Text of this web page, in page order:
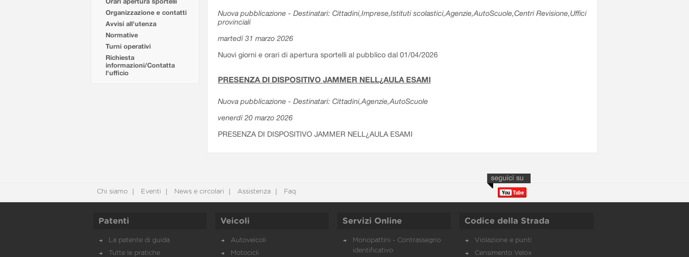
Organizzazione e contatti
Avvisi all'utenza
Normative
Turni operativi
Richiesta
informazioni/Contatta
l'ufficio
Nuova pubblicazione - Destinatari: Cittadini,Imprese,Istituti scolastici,Agenzie,AutoScuole,Centri Revisione,Uffici
provinciali
martedì 31 marzo 2026
Nuovi giorni e orari di apertura sportelli al pubblico dal 01/04/2026
PRESENZA DI DISPOSITIVO JAMMER NELL¿AULA ESAMI
Nuova pubblicazione - Destinatari: Cittadini,Agenzie,AutoScuole
venerdì 20 marzo 2026
PRESENZA DI DISPOSITIVO JAMMER NELL¿AULA ESAMI
Chi siamo Eventi News e circolari Assistenza Faq
Patenti
La patente di guida
Tutte le pratiche
Veicoli
Autoveicoli
Motocicli
Servizi Online
Monopattini - Contrassegno
identificativo
Codice della Strada
Violazione e punti
Censimento Velox